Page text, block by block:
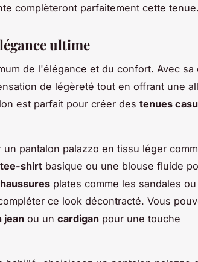
complèteront parfaitement cette tenue.
ultime
de l'élégance et du confort. Avec sa
de légèreté tout en offrant une
est parfait pour créer des tenues
un pantalon palazzo en tissu léger
tee-shirt basique ou une blouse fluide
plates comme les sandales
ce look décontracté. Vous
jean ou un cardigan pour une touche